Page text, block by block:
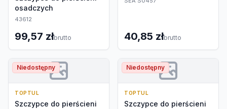
osadczych
43612
99,57 złbrutto 40,85 złbrutto
Niedostępny
TOPTUL
Szczypce do pierścieni
Niedostępny
TOPTUL
Szczypce do pierścieni